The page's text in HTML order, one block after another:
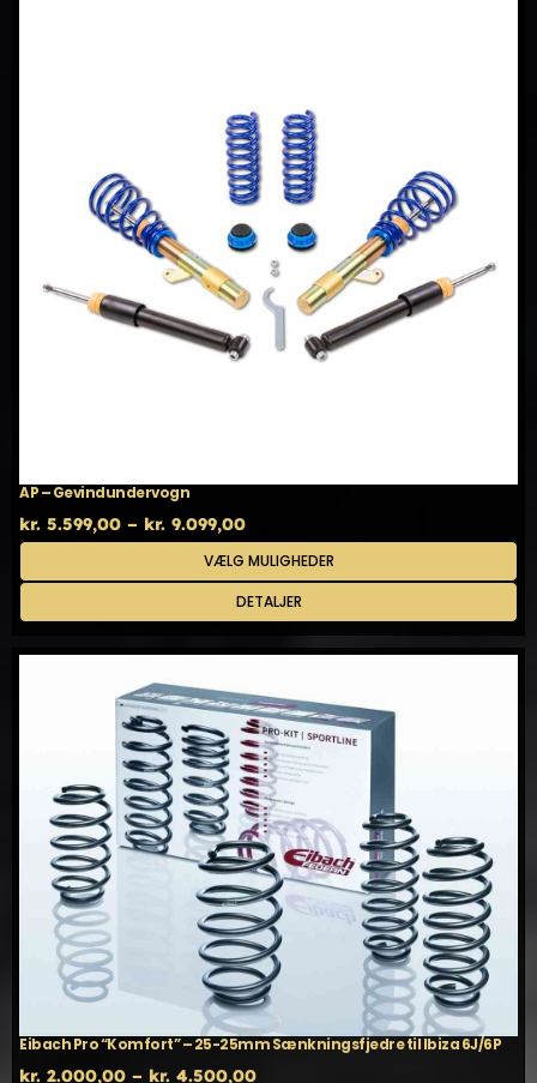
AP – Gevindundervogn
kr. 5.599,00 – kr. 9.099,00Prisinterval:
kr. 5.599,00
til
kr. 9.099,00
VÆLG MULIGHEDER
Dette
vare
flere
DETALJER
Eibach Pro “Komfort” – 25-25mm Sænkningsfjedre til Ibiza 6J/6P
kr. 2.000,00 – kr. 4.500,00Prisinterval: